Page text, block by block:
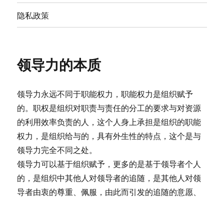
隐私政策
领导力的本质
领导力永远不同于职能权力，职能权力是组织赋予
的。职权是组织对职责与责任的分工的要求与对资源
的利用效率负责的人，这个人身上承担是组织的职能
权力，是组织给与的，具有外生性的特点，这个是与
领导力完全不同之处。
领导力可以基于组织赋予，更多的是基于领导者个人
的，是组织中其他人对领导者的追随，是其他人对领
导者由衷的尊重、佩服，由此而引发的追随的意愿、